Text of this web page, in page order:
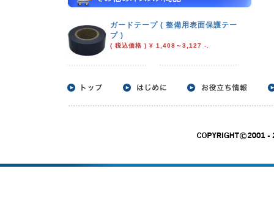
ガードテープ ( 整備用表面保護テー
プ )
( 税込価格 ) ¥ 1,408～3,127 -.